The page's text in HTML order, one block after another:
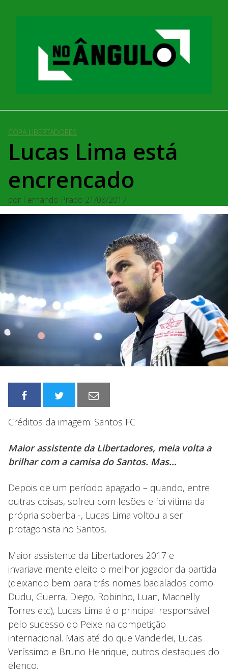
COPA LIBERTADORES
Lucas Lima está
encrencado
por Fernando Prado 21/08/2017
Créditos da imagem: Santos FC
Maior assistente da Libertadores, meia volta a
brilhar com a camisa do Santos. Mas…
Depois de um período apagado – quando, entre
outras coisas, sofreu com lesões e foi vítima da
própria soberba -, Lucas Lima voltou a ser
protagonista no Santos.
Maior assistente da Libertadores 2017 e
invariavelmente eleito o melhor jogador da partida
(deixando bem para trás nomes badalados como
Dudu, Guerra, Diego, Robinho, Luan, Macnelly
Torres etc), Lucas Lima é o principal responsável
pelo sucesso do Peixe na competição
internacional. Mais até do que Vanderlei, Lucas
Veríssimo e Bruno Henrique, outros destaques do
elenco.